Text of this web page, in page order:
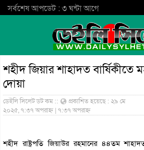
সর্বশেষ আপডেট : ৩ ঘন্টা আগে
শহীদ জিয়ার শাহাদত বার্ষিকীতে
দোয়া
ডেইলি সিলেট ডট কম ::
প্রকাশিত হয়েছে : ২৯ মে
২০২৫, ৭:৩৭ অপরাহ্ন | ৭:৩৭ অপরাহ্ন
শহীদ রাষ্ট্রপতি জিয়াউর রহমানের ৪৪তম